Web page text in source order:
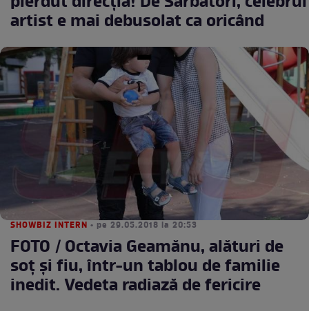
artist e mai debusolat ca oricând
SHOWBIZ INTERN • pe 29.05.2018 la 20:53
FOTO / Octavia Geamănu, alături de
soț și fiu, într-un tablou de familie
inedit. Vedeta radiază de fericire